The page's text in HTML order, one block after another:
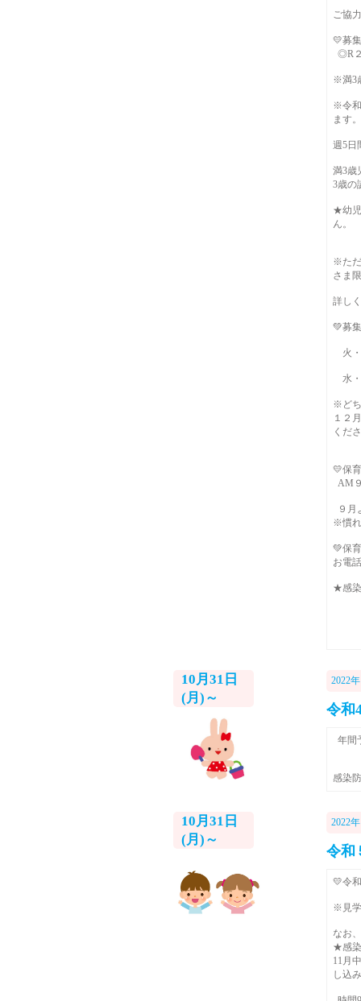
ご協
💛募
◎R
※満3
※令和
ます
週5日
満3歳
3歳の
★幼児
ん。
※ただ
さま
詳し
💚募
火
水
※どち
１２
くだ
💛保
AM
９月
※慣れ
💚保
お電
★感染
10月31日
(月)～
2022
令和
年間
感染
10月31日
(月)～
2022
令和
💛令
※見学
なお
★感染
11月
し込